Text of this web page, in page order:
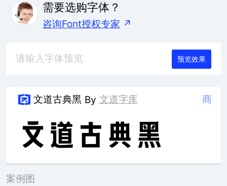
需要选购字体？
咨询Font授权专家 ↗
预览效果
文道古典黑 By 文道字库 商
案例图